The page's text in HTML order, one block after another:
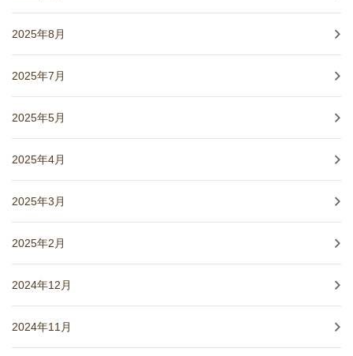
2025年8月
2025年7月
2025年5月
2025年4月
2025年3月
2025年2月
2024年12月
2024年11月